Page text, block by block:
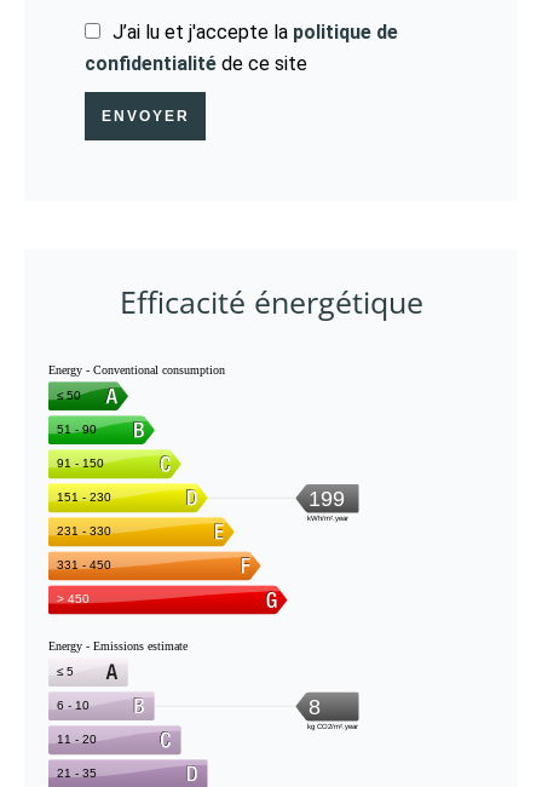
J’ai lu et j'accepte la politique de
confidentialité de ce site
ENVOYER
Efficacité énergétique